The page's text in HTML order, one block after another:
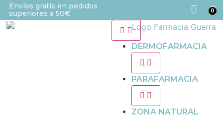
Envíos gratis en pedidos
superiores a 50€
0
DERMOFARMACIA
PARAFARMACIA
ZONA NATURAL